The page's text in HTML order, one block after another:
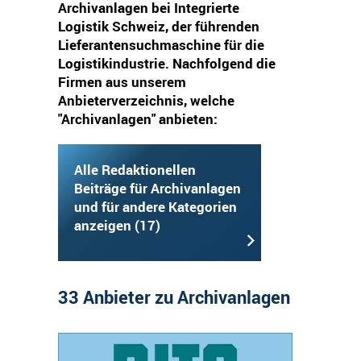
Archivanlagen bei Integrierte
Logistik Schweiz, der führenden
Lieferantensuchmaschine für die
Logistikindustrie. Nachfolgend die
Firmen aus unserem
Anbieterverzeichnis, welche
"Archivanlagen" anbieten:
Alle Redaktionellen
Beiträge für Archivanlagen
und für andere Kategorien
anzeigen (17)
33 Anbieter zu Archivanlagen